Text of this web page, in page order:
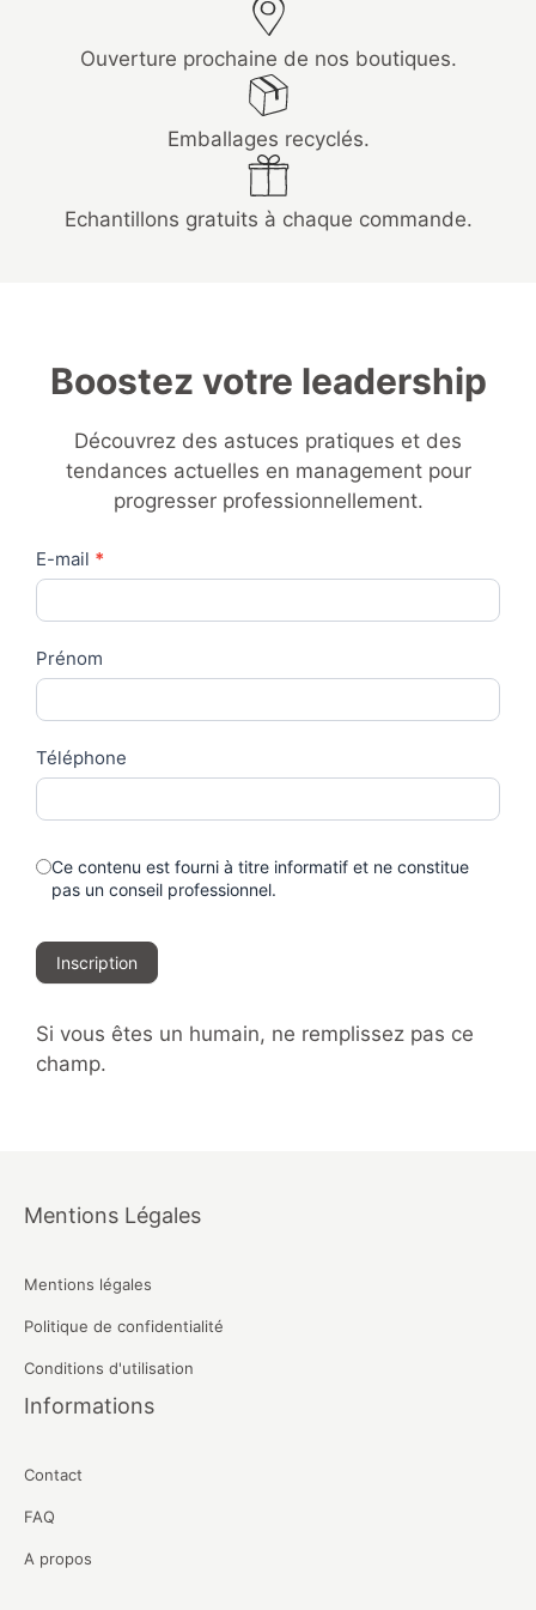
Ouverture prochaine de nos boutiques.
Emballages recyclés.
Echantillons gratuits à chaque commande.
Boostez votre leadership
Découvrez des astuces pratiques et des
tendances actuelles en management pour
progresser professionnellement.
Contact
Us
E-mail *
Prénom
Téléphone
Ce contenu est fourni à titre informatif et ne constitue
pas un conseil professionnel.
Inscription
Si vous êtes un humain, ne remplissez pas ce
champ.
Mentions Légales
Mentions légales
Politique de confidentialité
Conditions d'utilisation
Informations
Contact
FAQ
A propos